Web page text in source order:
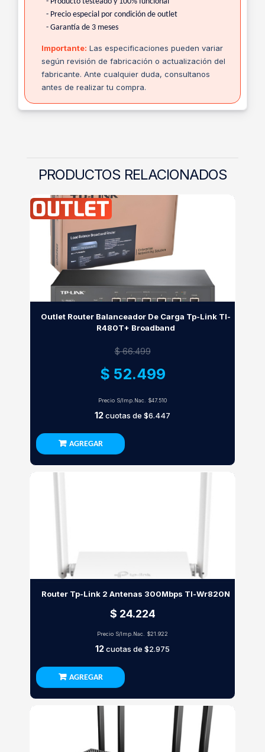
- Precio especial por condición de outlet
- Garantía de 3 meses
Importante: Las especificaciones pueden variar
según revisión de fabricación o actualización del
fabricante. Ante cualquier duda, consultanos
antes de realizar tu compra.
PRODUCTOS RELACIONADOS
Outlet Router Balanceador De Carga Tp-Link Tl-
R480T+ Broadband
$ 66.499
$ 52.499
Precio S/Imp.Nac. $47.510
12cuotas de $6.447
AGREGAR
Router Tp-Link 2 Antenas 300Mbps Tl-Wr820N
$ 24.224
Precio S/Imp.Nac. $21.922
12cuotas de $2.975
AGREGAR